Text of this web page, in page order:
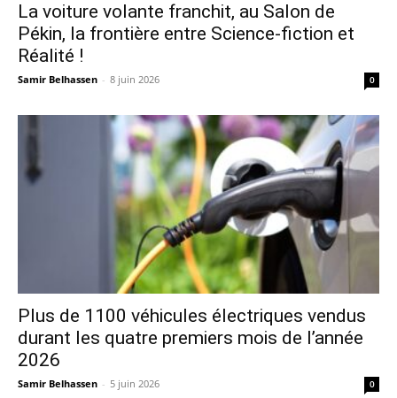
La voiture volante franchit, au Salon de
Pékin, la frontière entre Science-fiction et
Réalité !
Samir Belhassen - 8 juin 2026 0
Plus de 1100 véhicules électriques vendus
durant les quatre premiers mois de l’année
2026
Samir Belhassen - 5 juin 2026 0